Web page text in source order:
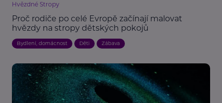
Hvězdné Stropy
Proč rodiče po celé Evropě začínají malovat
hvězdy na stropy dětských pokojů
Bydlení, domácnost Děti Zábava